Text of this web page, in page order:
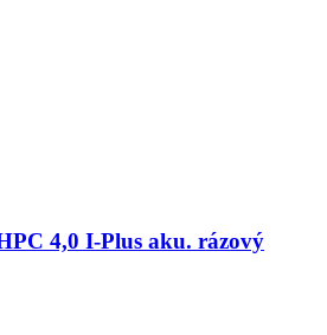
4,0 I-Plus aku. rázový